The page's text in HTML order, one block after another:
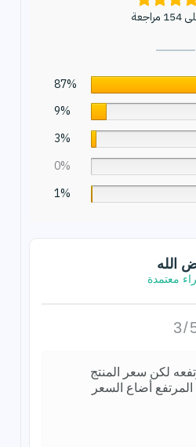
87%
9%
3%
0%
1%
الله
معتمدة
3/
لكن سعر المنتج
أضاع السعر